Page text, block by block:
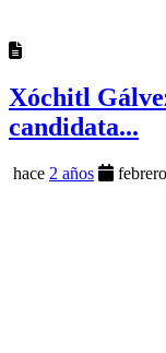
Xóchitl
candidata...
hace 2 años